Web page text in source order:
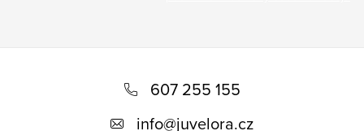
607 255 155
info@juvelora.cz